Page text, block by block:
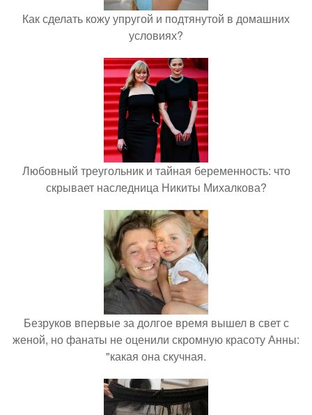
Как сделать кожу упругой и подтянутой в домашних
условиях?
Любовный треугольник и тайная беременность: что
скрывает наследница Никиты Михалкова?
Безруков впервые за долгое время вышел в свет с
женой, но фанаты не оценили скромную красоту Анны:
"какая она скучная.